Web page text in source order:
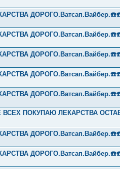
ВСЕХ ПОКУПАЮ ЛЕКАРСТВА